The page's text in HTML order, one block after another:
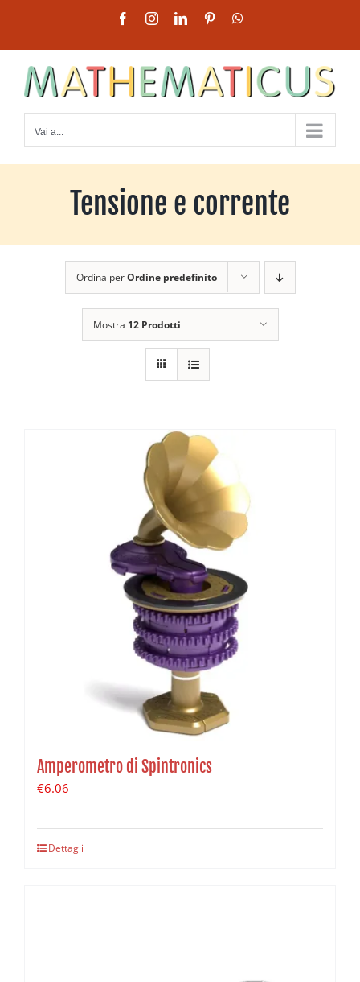
contenuto
FacebookInstagramLinkedInPinterest
Vai a...
Tensione e corrente
Ordina perOrdine predefinito
Mostra 12 Prodotti
Amperometro di Spintronics
€6.06
Dettagli